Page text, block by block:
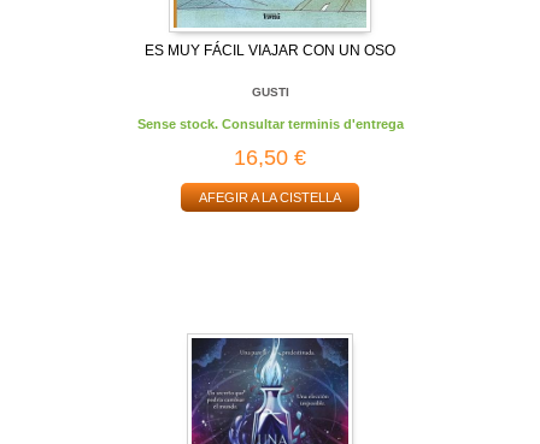
ES MUY FÁCIL VIAJAR CON UN OSO
GUSTI
Sense stock. Consultar terminis d'entrega
16,50 €
AFEGIR A LA CISTELLA